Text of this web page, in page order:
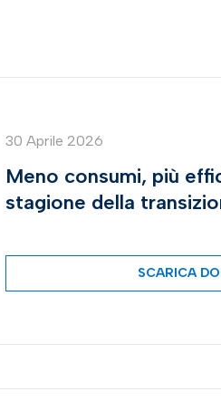
30 Aprile 2026
Meno consumi, più
stagione della
SCARICA